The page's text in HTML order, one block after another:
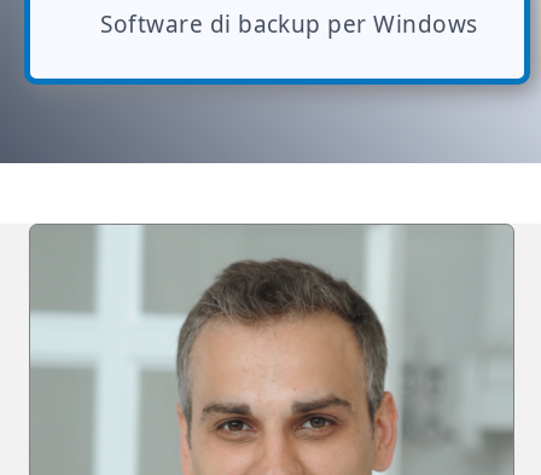
Software di backup per Windows